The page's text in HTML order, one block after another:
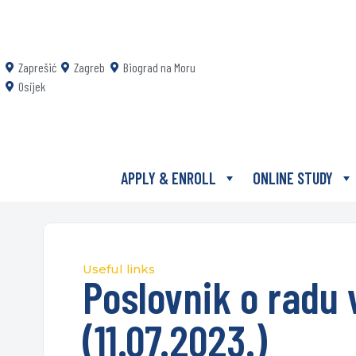
Zaprešić Zagreb
Biograd na Moru
Osijek
APPLY & ENROLL ONLINE STUDY
Useful links
Poslovnik o
(11.07.2023.)